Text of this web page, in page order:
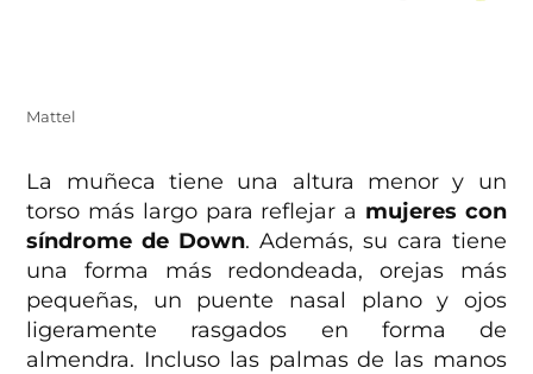
Mattel
La muñeca tiene una altura menor y un
torso más largo para reflejar a mujeres con
síndrome de Down. Además, su cara tiene
una forma más redondeada, orejas más
pequeñas, un puente nasal plano y ojos
ligeramente rasgados en forma de
almendra. Incluso las palmas de las manos